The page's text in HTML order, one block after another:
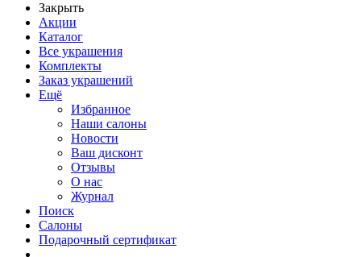
Закрыть
Акции
Каталог
Все украшения
Комплекты
Заказ украшений
Ещё
Избранное
Наши салоны
Новости
Ваш дисконт
Отзывы
О нас
Журнал
Поиск
Салоны
Подарочный сертификат